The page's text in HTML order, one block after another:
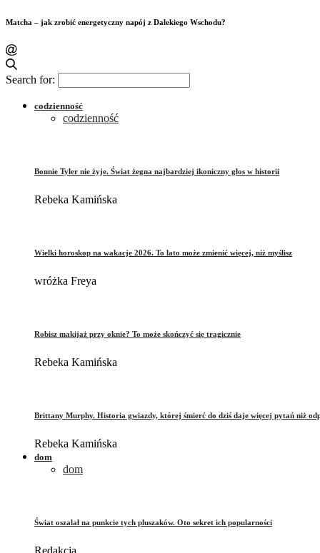
Matcha – jak zrobić energetyczny napój z Dalekiego Wschodu?
Search for:
codzienność
codzienność
Bonnie Tyler nie żyje. Świat żegna najbardziej ikoniczny głos w historii
Rebeka Kamińska
Wielki horoskop na wakacje 2026. To lato może zmienić więcej, niż myślisz
wróżka Freya
Robisz makijaż przy oknie? To może skończyć się tragicznie
Rebeka Kamińska
Brittany Murphy. Historia gwiazdy, której śmierć do dziś daje więcej pytań niż
Rebeka Kamińska
dom
dom
Świat oszalał na punkcie tych pluszaków. Oto sekret ich popularności
Redakcja